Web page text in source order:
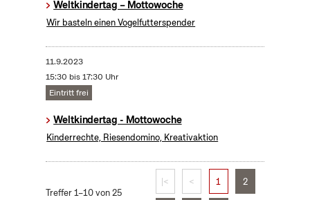
Weltkindertag – Mottowoche
Wir basteln einen Vogelfutterspender
11.9.2023
15:30 bis 17:30 Uhr
Eintritt frei
Weltkindertag - Mottowoche
Kinderrechte, Riesendomino, Kreativaktion
Treffer 1–10 von 25
|< < 1 2